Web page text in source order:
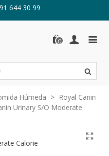
644 30 99
0
Húmeda > Royal Canin
Urinary S/O Moderate